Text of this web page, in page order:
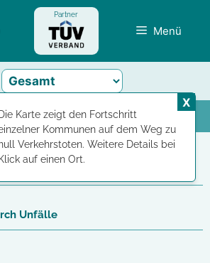
Menü
Partner
Unfälle
Die Karte zeigt den Fortschritt
Kommunen auf dem Weg zu
Verkehrstoten. Weitere Details bei
Klick auf einen Ort.
X